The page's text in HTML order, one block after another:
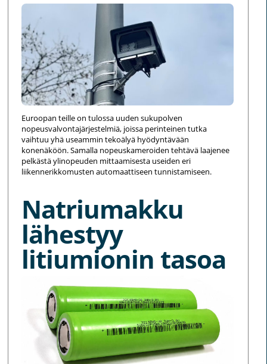
Euroopan teille on tulossa uuden sukupolven
nopeusvalvontajärjestelmiä, joissa perinteinen tutka
vaihtuu yhä useammin tekoälyä hyödyntävään
konenäköön. Samalla nopeuskameroiden tehtävä laajenee
pelkästä ylinopeuden mittaamisesta useiden eri
liikennerikkomusten automaattiseen tunnistamiseen.
Natriumakku
lähestyy
litiumionin tasoa